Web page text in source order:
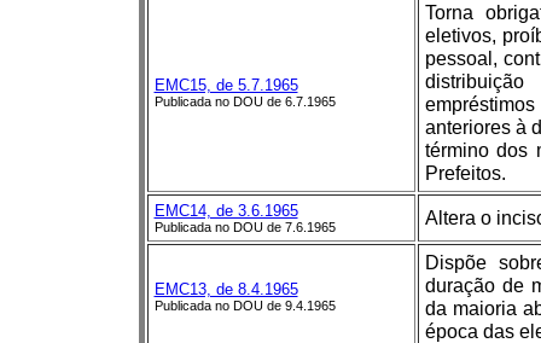
EMC15, de 5.7.1965
Publicada no DOU de 6.7.1965
Torna
eletivos,
pessoal,
anteriores à
término dos
Prefeitos.
EMC14, de 3.6.1965
Publicada no DOU de 7.6.1965 Altera o
EMC13, de 8.4.1965
Publicada no DOU de 9.4.1965
Dispõe
duração de
da maioria
época das